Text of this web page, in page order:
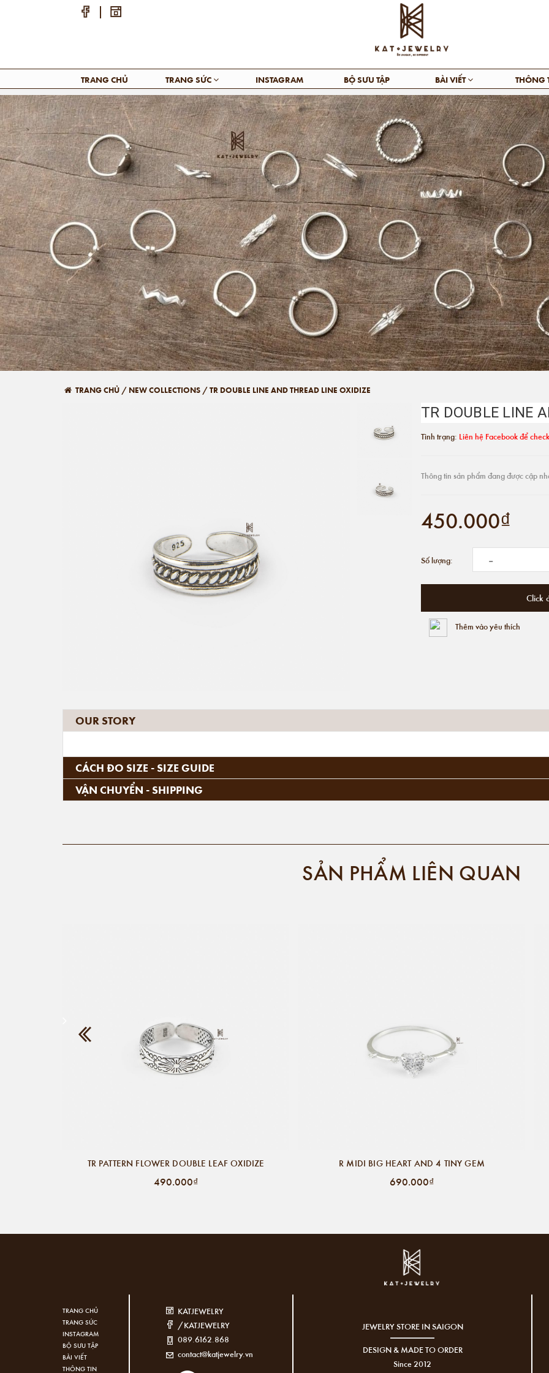
TRANG CHỦ TRANG SỨC INSTAGRAM BỘ SƯU TẬP BÀI VIẾT THÔNG
TRANG CHỦ / NEW COLLECTIONS /TR DOUBLE LINE AND THREAD LINE OXIDIZE
TR DOUBLE LINE
Tình trạng: Liên hệ Facebook để
Thông tin sản phẩm đang được cập
450.000₫
Số lượng: -
Click
Thêm vào yêu thích
OUR STORY
CÁCH ĐO SIZE - SIZE GUIDE
VẬN CHUYỂN - SHIPPING
SẢN PHẨM LIÊN QUAN
TR PATTERN FLOWER DOUBLE LEAF OXIDIZE
490.000₫
R MIDI BIG HEART AND 4 TINY GEM
690.000₫
TRANG CHỦ
TRANG SỨC
INSTAGRAM
BỘ SƯU TẬP
BÀI VIẾT
THÔNG TIN
KATJEWELRY
/KATJEWELRY
089.6162.868
contact@katjewelry.vn
JEWELRY STORE IN SAIGON
DESIGN & MADE TO ORDER
Since 2012